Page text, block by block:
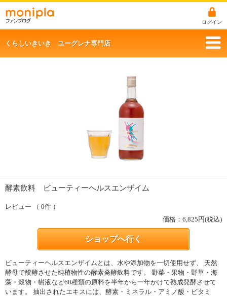
ログイン
くらしいきいき ユーグレナ専門店
酵素飲料 ビューティーヘルスエンザイム
レビュー （ 0件 ）
価格： 6,825 円(税込)
ショップへ行く
ビューティーヘルスエンザイムとは、水や添加物を一切使用せず、 天然
酵母で醗酵させた純植物性の酵素発酵飲料です。 野菜・果物・野草・海
藻・穀物・樹液など60種類の原料を半年から一年かけて熟成発酵させて
います。 抽出されたエキスには、酵素・ミネラル・アミノ酸・ビタミ